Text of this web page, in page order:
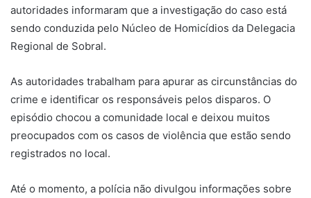
autoridades informaram que a investigação do caso está
sendo conduzida pelo Núcleo de Homicídios da Delegacia
Regional de Sobral.
As autoridades trabalham para apurar as circunstâncias do
crime e identificar os responsáveis pelos disparos. O
episódio chocou a comunidade local e deixou muitos
preocupados com os casos de violência que estão sendo
registrados no local.
Até o momento, a polícia não divulgou informações sobre